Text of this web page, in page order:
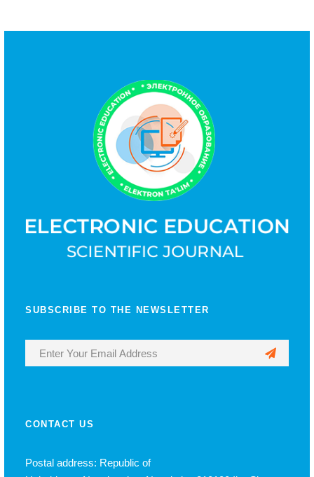
SUBSCRIBE TO THE NEWSLETTER
CONTACT US
Postal address: Republic of